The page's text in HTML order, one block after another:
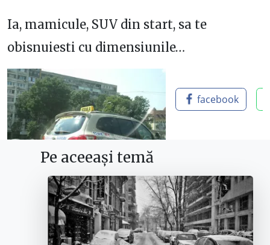
Ia, mamicule, SUV din start, sa te
obisnuiesti cu dimensiunile…
facebook
Pe aceeași temă